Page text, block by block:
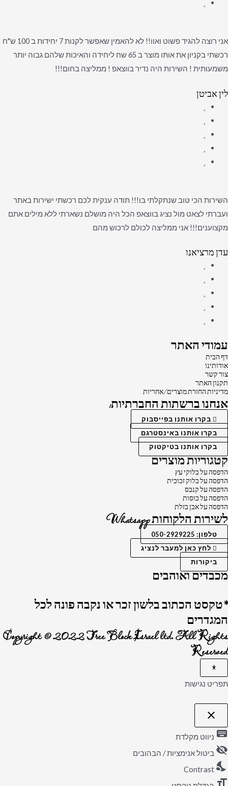
אני רוצה להגיד פשוט ואוו!! לא להאמין שאפשר לקנות 7 יחידות ב 100 ש"ח
רכשתי בקניון את אותו מוצר ב 65 שח ליחידה והאיכות שלהם גבוה יותר
משמעותית ! השירות היה נדיר בווצאפ ! ממליצה בחום!!!
לין אביטן
השירות הכי טוב שנתקלתי בו!!! תודה ענקית לכם רכשתי ישירות באתר
ועברתי לצאט מול נציג בווצאפ הכל היה מושלם נשארתי ללא מילים אתם
מקצוענים!!! אני ממליצה לכולם לרכוש מהם
עדן מרציאנו
עמודי האתר
דף הבית
אודותינו
צור קשר
תקנון האתר
מדיניות החזרת מוצרים/אחריות
אנחנו ברשתות החברתיות:
בקרו אותנו בפייסבוק
בקרו אותנו באינסטרגם
בקרו אותנו בטיקטוק
קטגוריות מוצרים
הדפסה על בלוקי עץ
הדפסה על בלוק זכוכית
הדפסה על קנבס
הדפסה על כוסות
הדפסה על אבן בזלת
לשירות הלקוחות Whatsapp
טלפון: 050-2929225
לחץ כאן למעבר לנציג
ביקורות
מכבדים ואוהבים
*טקסט הכתוב בלשון זכר או נקבה פונה לכל
המגדרים
Copyright © 2022 Tree Block Israel ltd. All Rights
Reserved
תפריט נגישות
close
פתיחה וסגירה של תפריט הנגישות
keyboard ניווט מקלדת
visibility_off ביטול אנימציות / הבהובים
nights_stay
Contrast
format_size